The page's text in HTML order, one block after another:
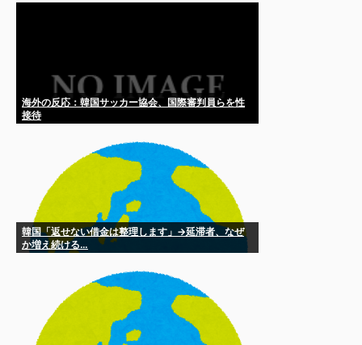
海外の反応：韓国サッカー協会、国際審判員らを性
接待
韓国「返せない借金は整理します」→延滞者、なぜ
か増え続ける…